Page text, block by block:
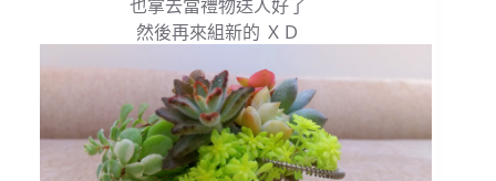
也拿去當禮物送人好了
然後再來組新的 ＸＤ